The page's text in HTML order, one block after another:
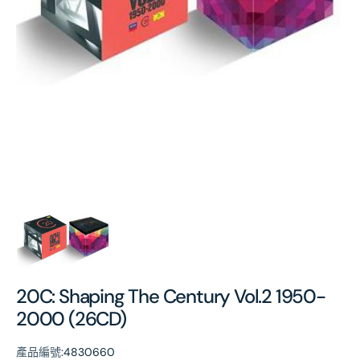
20C: Shaping The Century Vol.2 1950-
2000 (26CD)
產品編號:4830660
相
簿